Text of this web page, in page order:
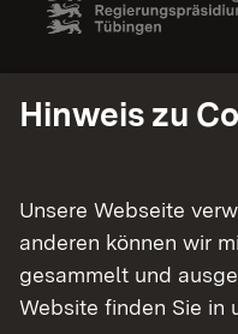
Hinweis zu
Unsere Webseite
anderen können wir
gesammelt und
Website finden Sie in